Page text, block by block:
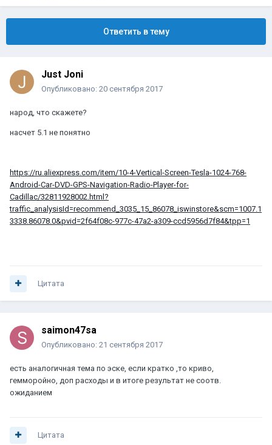
Ответить в тему
Just Joni
Опубликовано: 20 сентября 2017
народ, что скажете?
насчет 5.1 не понятно
https://ru.aliexpress.com/item/10-4-Vertical-Screen-Tesla-1024-768-
Android-Car-DVD-GPS-Navigation-Radio-Player-for-
Cadillac/32811928002.html?
traffic_analysisId=recommend_3035_15_86078_iswinstore&scm=1007.1
3338.86078.0&pvid=2f64f08c-977c-47a2-a309-ccd5956d7f84&tpp=1
Цитата
saimon47sa
Опубликовано: 21 сентября 2017
есть аналогичная тема по эске, если кратко ,то криво,
гемморойно, доп расходы и в итоге результат не соотв.
ожиданием
Цитата